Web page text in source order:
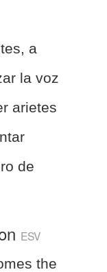
a
la voz
arietes
de
ESV
the